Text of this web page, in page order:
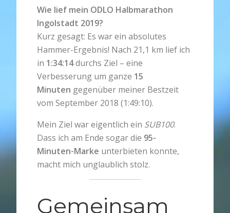
Wie lief mein ODLO Halbmarathon
Ingolstadt 2019?
Kurz gesagt: Es war ein absolutes
Hammer-Ergebnis! Nach 21,1 km lief ich
in 1:34:14durchs Ziel – eine
Verbesserung um ganze 15
Minuten gegenüber meiner Bestzeit
vom September 2018 (1:49:10).
Mein Ziel war eigentlich ein SUB100.
Dass ich am Ende sogar die 95-
Minuten-Marke unterbieten konnte,
macht mich unglaublich stolz.
Gemeinsam